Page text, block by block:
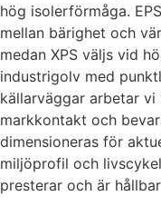
hög isolerförmåga.
mellan bärighet och
medan XPS väljs vid
industrigolv med
källarväggar arbetar
markkontakt och
dimensioneras för
miljöprofil och
presterar och är